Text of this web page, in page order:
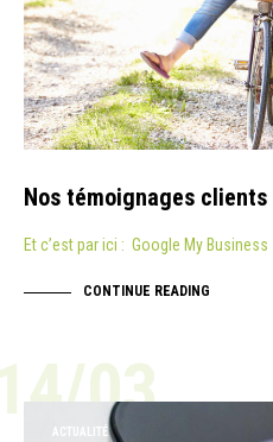
Nos témoignages clients
Et c’est par ici : Google My
CONTINUE READING
03
ACTUALITÉ